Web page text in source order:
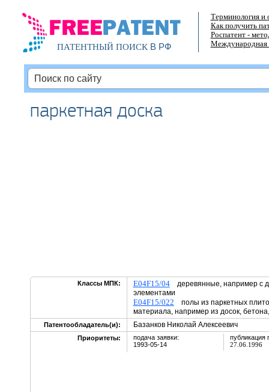
ПАТЕНТНЫЙ ПОИСКВ РФ
Терминология и
Как получить
Роспатент -
Международная
паркетная доска
Классы МПК: E04F15/04деревянные, например с
элементами
E04F15/022 полы из паркетных
материала, например из досок,
Патентообладатель(и): Базанков Николай Алексеевич
Приоритеты:
подача заявки:
1993-05-14
публикация
27.06.1996